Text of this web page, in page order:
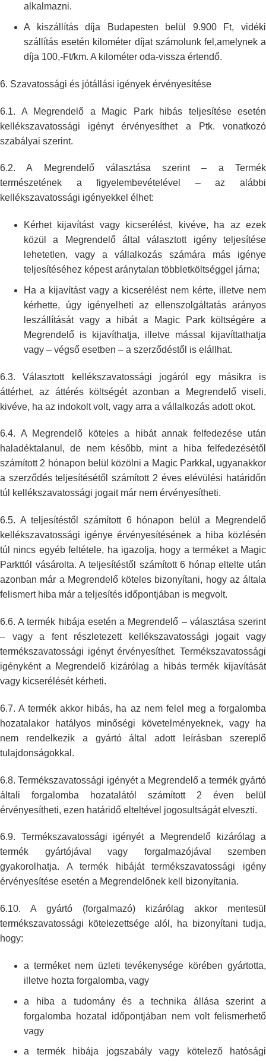
alkalmazni.
A kiszállítás díja Budapesten belül 9.900 Ft, vidéki
szállítás esetén kilométer díjat számolunk fel,amelynek a
díja 100,-Ft/km. A kilométer oda-vissza értendő.
6. Szavatossági és jótállási igények érvényesítése
6.1. A Megrendelő a Magic Park hibás teljesítése esetén
kellékszavatossági igényt érvényesíthet a Ptk. vonatkozó
szabályai szerint.
6.2. A Megrendelő választása szerint – a Termék
természetének afigyelembevételével – az alábbi
kellékszavatossági igényekkel élhet:
Kérhet kijavítást vagy kicserélést, kivéve, ha az ezek
közül a Megrendelőáltal választott igény teljesítése
lehetetlen, vagy a vállalkozás számára más igénye
teljesítéséhez képest aránytalan többletköltséggel járna;
Ha a kijavítást vagy a kicserélést nem kérte, illetve nem
kérhette, úgyigényelheti az ellenszolgáltatás arányos
leszállítását vagy a hibát a MagicPark költségére a
Megrendelő is kijavíthatja, illetve mással
kijavíttathatja
vagy – végső esetben – a szerződéstől is elállhat.
6.3. Választott kellékszavatossági jogáról egy másikra is
áttérhet, az áttérés költségét azonban a Megrendelő viseli,
kivéve, ha az indokolt volt, vagy arra a vállalkozás adott okot.
6.4. A Megrendelő köteles a hibát annak felfedezése után
haladéktalanul, de nem később, mint a hiba felfedezésétől
számított 2 hónapon belül közölni a Magic Parkkal, ugyanakkor
a szerződés teljesítésétől számított 2 éveselévülési határidőn
túl kellékszavatossági jogait már nem érvényesítheti.
6.5. A teljesítéstől számított 6 hónapon belül a Megrendelő
kellékszavatossági igénye érvényesítésének a hiba közlésén
túl nincs egyébfeltétele, ha igazolja, hogy a terméket a Magic
Parkttól vásárolta. A teljesítéstől számított 6 hónap eltelte után
azonban már a Megrendelőköteles bizonyítani, hogy az általa
felismert hiba már a teljesítés időpontjában is megvolt.
6.6. A termék hibája esetén a Megrendelő – választása szerint
– vagy a fentrészletezett kellékszavatossági jogait vagy
termékszavatossági igénytérvényesíthet. Termékszavatossági
igényként a Megrendelő kizárólag a hibástermék kijavítását
vagy kicserélését kérheti.
6.7. A termék akkor hibás, ha az nem felel meg a forgalomba
hozatalakor hatályos minőségi követelményeknek, vagy ha
nem rendelkezik a gyártó által
adott leírásban szereplő
tulajdonságokkal.
6.8. Termékszavatossági igényét a Megrendelő a termék gyártó
általi forgalomba hozatalától számított 2 éven belül
érvényesítheti, ezen határidő elteltével jogosultságát elveszti.
6.9. Termékszavatossági igényét a Megrendelő kizárólag a
termék gyártójával
vagy forgalmazójával szemben
gyakorolhatja. A termék hibájáttermékszavatossági igény
érvényesítése esetén a Megrendelőnek kell
bizonyítania.
6.10. A gyártó (forgalmazó) kizárólag akkor mentesül
termékszavatossági kötelezettsége alól, ha bizonyítani tudja,
hogy:
a terméket nem üzleti tevékenysége körében gyártotta,
illetve hozta forgalomba, vagy
a hiba a tudomány és a technika állása szerint a
forgalomba hozatal
időpontjában nem volt felismerhető
vagy
a termék hibája jogszabály vagy kötelező hatósági